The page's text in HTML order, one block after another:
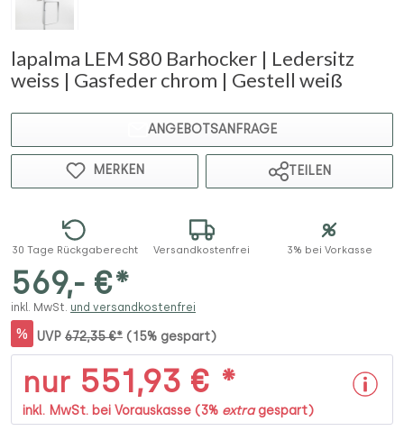
lapalma LEM S80 Barhocker | Ledersitz
weiss | Gasfeder chrom | Gestell weiß
ANGEBOTSANFRAGE
MERKEN TEILEN
30 Tage Rückgaberecht Versandkostenfrei 3% bei Vorkasse
569,- €*
inkl. MwSt. und versandkostenfrei
% UVP 672,35 €* (15% gespart)
nur 551,93 € *
inkl. MwSt. bei Vorauskasse (3% extragespart)